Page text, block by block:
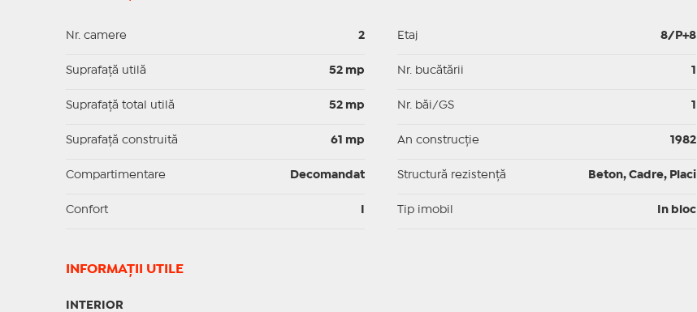
Nr. camere 2
Suprafaţă utilă 52 mp
Suprafaţă total utilă 52 mp
Suprafaţă construită 61 mp
Compartimentare Decomandat
Confort
Etaj 8/P+8
Nr. bucătării
Nr. băi/GS
An construcție 1982
Structură rezistență Beton, Cadre, Placi
Tip imobil In bloc
INFORMAŢII UTILE
INTERIOR